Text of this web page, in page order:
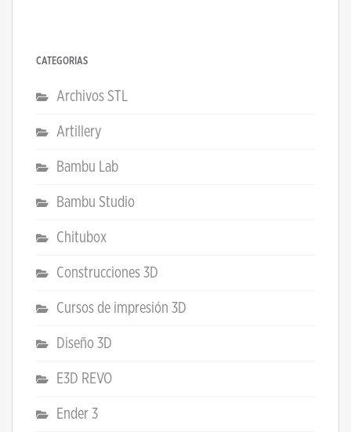
CATEGORÍAS
Archivos STL
Artillery
Bambu Lab
Bambu Studio
Chitubox
Construcciones 3D
Cursos de impresión 3D
Diseño 3D
E3D REVO
Ender 3